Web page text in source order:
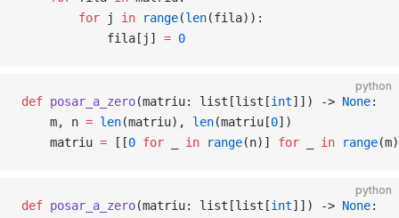
        for
j in range(len(fila)):
            fila[j]
= 0
python
def posar_a_zero(matriu: list[list[int]]) -> None:
    m, n
= len(matriu), len(matriu[0])
    matriu
= [[0 for in range(n)] for in range
python
def posar_a_zero(matriu: list[list[int]]) -> None: